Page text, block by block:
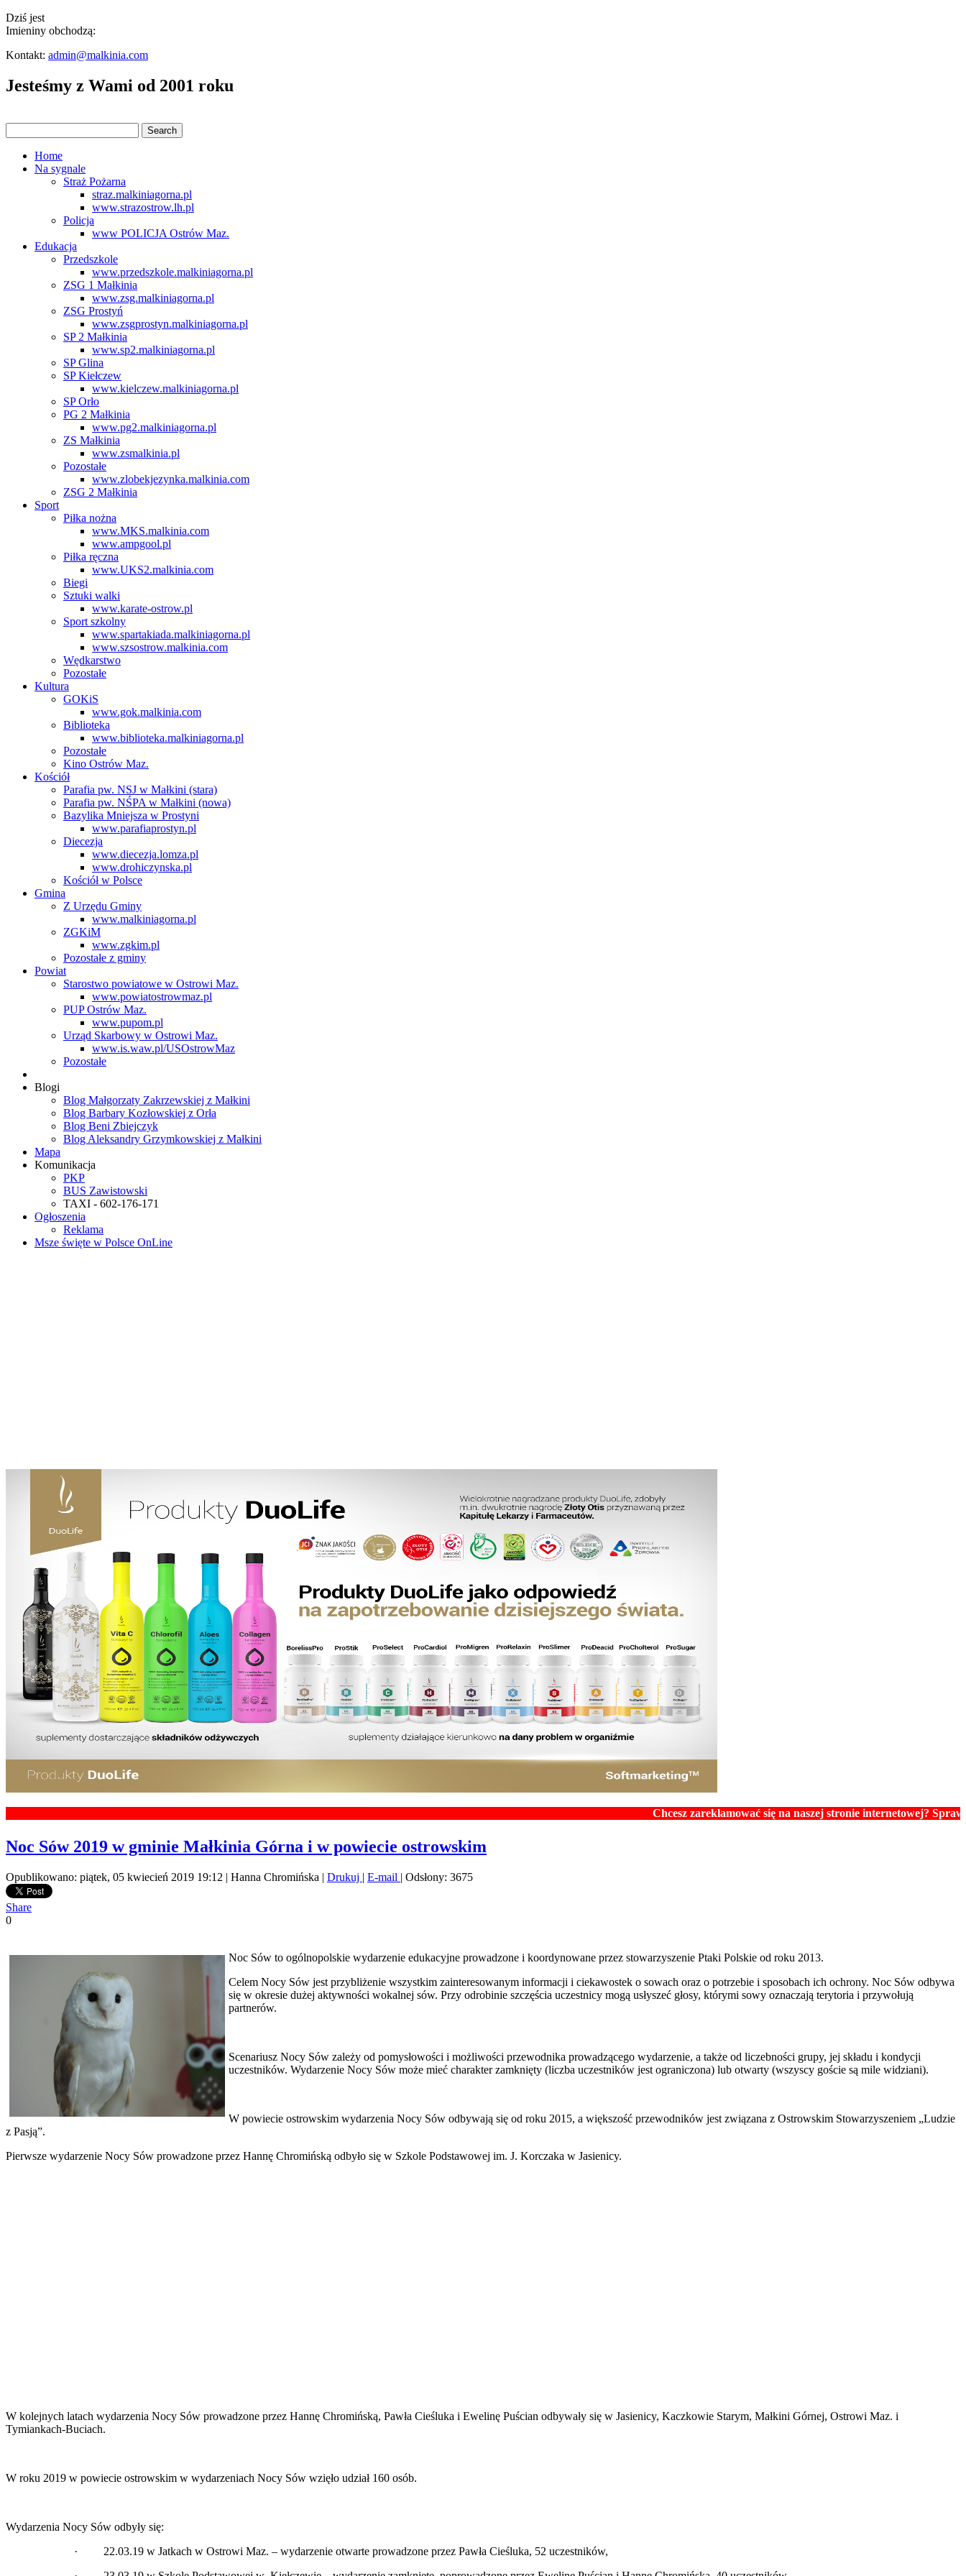
Dziś jest
Imieniny obchodzą:
Kontakt: admin@malkinia.com
Jesteśmy z Wami od 2001 roku
Home
Na sygnale
Straż Pożarna
straz.malkiniagorna.pl
www.strazostrow.lh.pl
Policja
www POLICJA Ostrów Maz.
Edukacja
Przedszkole
www.przedszkole.malkiniagorna.pl
ZSG 1 Małkinia
www.zsg.malkiniagorna.pl
ZSG Prostyń
www.zsgprostyn.malkiniagorna.pl
SP 2 Małkinia
www.sp2.malkiniagorna.pl
SP Glina
SP Kiełczew
www.kielczew.malkiniagorna.pl
SP Orło
PG 2 Małkinia
www.pg2.malkiniagorna.pl
ZS Małkinia
www.zsmalkinia.pl
Pozostałe
www.zlobekjezynka.malkinia.com
ZSG 2 Małkinia
Sport
Piłka nożna
www.MKS.malkinia.com
www.ampgool.pl
Piłka ręczna
www.UKS2.malkinia.com
Biegi
Sztuki walki
www.karate-ostrow.pl
Sport szkolny
www.spartakiada.malkiniagorna.pl
www.szsostrow.malkinia.com
Wędkarstwo
Pozostałe
Kultura
GOKiS
www.gok.malkinia.com
Biblioteka
www.biblioteka.malkiniagorna.pl
Pozostałe
Kino Ostrów Maz.
Kościół
Parafia pw. NSJ w Małkini (stara)
Parafia pw. NŚPA w Małkini (nowa)
Bazylika Mniejsza w Prostyni
www.parafiaprostyn.pl
Diecezja
www.diecezja.lomza.pl
www.drohiczynska.pl
Kościół w Polsce
Gmina
Z Urzędu Gminy
www.malkiniagorna.pl
ZGKiM
www.zgkim.pl
Pozostałe z gminy
Powiat
Starostwo powiatowe w Ostrowi Maz.
www.powiatostrowmaz.pl
PUP Ostrów Maz.
www.pupom.pl
Urząd Skarbowy w Ostrowi Maz.
www.is.waw.pl/USOstrowMaz
Pozostałe
Blogi
Blog Małgorzaty Zakrzewskiej z Małkini
Blog Barbary Kozłowskiej z Orła
Blog Beni Zbiejczyk
Blog Aleksandry Grzymkowskiej z Małkini
Mapa
Komunikacja
PKP
BUS Zawistowski
TAXI - 602-176-171
Ogłoszenia
Reklama
Msze święte w Polsce OnLine
Chcesz zareklamować się na naszej stronie internetowej? Sprawdź ceny
Noc Sów 2019 w gminie Małkinia Górna i w powiecie ostrowskim
Opublikowano: piątek, 05 kwiecień 2019 19:12 | Hanna Chromińska | Drukuj | E-mail | Odsłony: 3675
Share
0
Noc Sów to ogólnopolskie wydarzenie edukacyjne prowadzone i koordynowane przez stowarzyszenie Ptaki Polskie od roku 2013.
Celem Nocy Sów jest przybliżenie wszystkim zainteresowanym informacji i ciekawostek o sowach oraz o potrzebie i sposobach ich ochrony. Noc Sów odbywa
się w okresie dużej aktywności wokalnej sów. Przy odrobinie szczęścia uczestnicy mogą usłyszeć głosy, którymi sowy oznaczają terytoria i przywołują
partnerów.
Scenariusz Nocy Sów zależy od pomysłowości i możliwości przewodnika prowadzącego wydarzenie, a także od liczebności grupy, jej składu i kondycji
uczestników. Wydarzenie Nocy Sów może mieć charakter zamknięty (liczba uczestników jest ograniczona) lub otwarty (wszyscy goście są mile widziani).
W powiecie ostrowskim wydarzenia Nocy Sów odbywają się od roku 2015, a większość przewodników jest związana z Ostrowskim Stowarzyszeniem „Ludzie
z Pasją”.
Pierwsze wydarzenie Nocy Sów prowadzone przez Hannę Chromińską odbyło się w Szkole Podstawowej im. J. Korczaka w Jasienicy.
W kolejnych latach wydarzenia Nocy Sów prowadzone przez Hannę Chromińską, Pawła Cieśluka i Ewelinę Puścian odbywały się w Jasienicy, Kaczkowie Starym, Małkini Górnej, Ostrowi Maz. i
Tymiankach-Buciach.
W roku 2019 w powiecie ostrowskim w wydarzeniach Nocy Sów wzięło udział 160 osób.
Wydarzenia Nocy Sów odbyły się:
· 22.03.19 w Jatkach w Ostrowi Maz. – wydarzenie otwarte prowadzone przez Pawła Cieśluka, 52 uczestników,